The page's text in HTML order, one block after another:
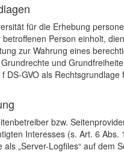
für die Erhebung
Person einholt,
zur Wahrung eines
und
DS-GVO als
bzw.
Interesses (s. Art. 6
als „Server-Logfiles“ auf dem